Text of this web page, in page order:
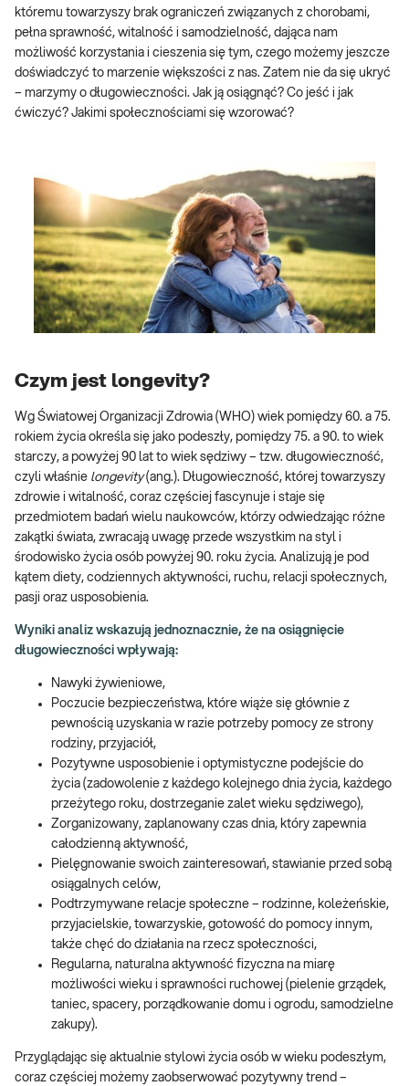
któremu towarzyszy brak ograniczeń związanych z chorobami,
pełna sprawność, witalność i samodzielność, dająca nam
możliwość korzystania i cieszenia się tym, czego możemy jeszcze
doświadczyć to marzenie większości z nas. Zatem nie da się ukryć
– marzymy o długowieczności. Jak ją osiągnąć? Co jeść i jak
ćwiczyć? Jakimi społecznościami się wzorować?
Czym jest longevity?
Wg Światowej Organizacji Zdrowia (WHO) wiek pomiędzy 60. a 75.
rokiem życia określa się jako podeszły, pomiędzy 75. a 90. to wiek
starczy, a powyżej 90 lat to wiek sędziwy – tzw. długowieczność,
czyli właśnie longevity(ang.). Długowieczność, której towarzyszy
zdrowie i witalność, coraz częściej fascynuje i staje się
przedmiotem badań wielu naukowców, którzy odwiedzając różne
zakątki świata, zwracają uwagę przede wszystkim na styl i
środowisko życia osób powyżej 90. roku życia. Analizują je pod
kątem diety, codziennych aktywności, ruchu, relacji społecznych,
pasji oraz usposobienia.
Wyniki analiz wskazują jednoznacznie, że na osiągnięcie
długowieczności wpływają:
Nawyki żywieniowe,
Poczucie bezpieczeństwa, które wiąże się głównie z
pewnością uzyskania w razie potrzeby pomocy ze strony
rodziny, przyjaciół,
Pozytywne usposobienie i optymistyczne podejście do
życia (zadowolenie z każdego kolejnego dnia życia, każdego
przeżytego roku, dostrzeganie zalet wieku sędziwego),
Zorganizowany, zaplanowany czas dnia, który zapewnia
całodzienną aktywność,
Pielęgnowanie swoich zainteresowań, stawianie przed sobą
osiągalnych celów,
Podtrzymywane relacje społeczne – rodzinne, koleżeńskie,
przyjacielskie, towarzyskie, gotowość do pomocy innym,
także chęć do działania na rzecz społeczności,
Regularna, naturalna aktywność fizyczna na miarę
możliwości wieku i sprawności ruchowej (pielenie grządek,
taniec, spacery, porządkowanie domu i ogrodu, samodzielne
zakupy).
Przyglądając się aktualnie stylowi życia osób w wieku podeszłym,
coraz częściej możemy zaobserwować pozytywny trend –